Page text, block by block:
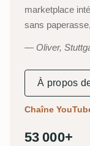
marketplace
sans
Oliver,
À propos
Chaîne
53 000+